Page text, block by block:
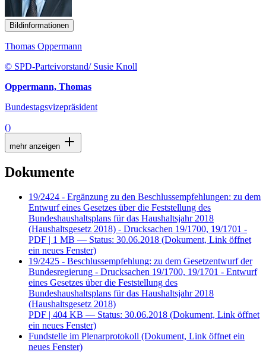
Bildinformationen
Thomas Oppermann
© SPD-Parteivorstand/ Susie Knoll
Oppermann, Thomas
Bundestagsvizepräsident
()
mehr anzeigen
Dokumente
19/2424 - Ergänzung zu den Beschlussempfehlungen: zu dem
Entwurf eines Gesetzes über die Feststellung des
Bundeshaushaltsplans für das Haushaltsjahr 2018
(Haushaltsgesetz 2018) - Drucksachen 19/1700, 19/1701 -
PDF | 1 MB — Status: 30.06.2018 (Dokument, Link öffnet
ein neues Fenster)
19/2425 - Beschlussempfehlung: zu dem Gesetzentwurf der
Bundesregierung - Drucksachen 19/1700, 19/1701 - Entwurf
eines Gesetzes über die Feststellung des
Bundeshaushaltsplans für das Haushaltsjahr 2018
(Haushaltsgesetz 2018)
PDF | 404 KB — Status: 30.06.2018 (Dokument, Link öffnet
ein neues Fenster)
Fundstelle im Plenarprotokoll (Dokument, Link öffnet ein
neues Fenster)